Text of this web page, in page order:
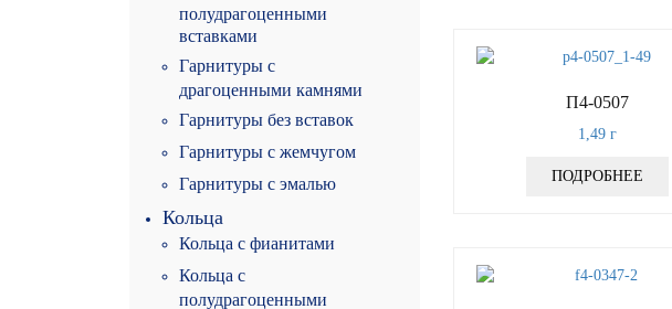
полудрагоценными
вставками
Гарнитуры с
драгоценными камнями
Гарнитуры без вставок
Гарнитуры с жемчугом
Гарнитуры с эмалью
Кольца
Кольца с фианитами
Кольца с
полудрагоценными
П4-0507
1,49 г
ПОДРОБНЕЕ